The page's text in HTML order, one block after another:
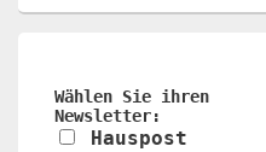
Wählen Sie ihren
Newsletter:
Hauspost